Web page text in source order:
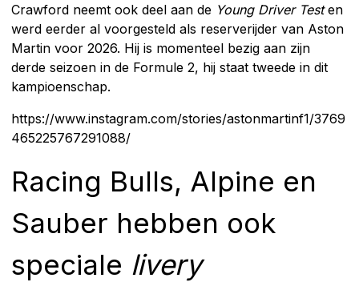
Crawford neemt ook deel aan de Young Driver Testen
werd eerder al voorgesteld als reserverijder van Aston
Martin voor 2026. Hij is momenteel bezig aan zijn
derde seizoen in de Formule 2, hij staat tweede in dit
kampioenschap.
https://www.instagram.com/stories/astonmartinf1/3769
465225767291088/
Racing Bulls, Alpine en
Sauber hebben ook
speciale livery